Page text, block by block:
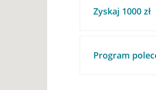
Zyskaj 1000 zł
Program